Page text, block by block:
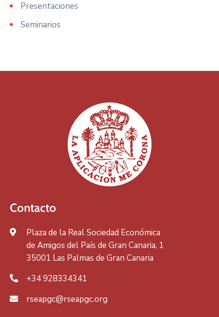
Presentaciones
Seminarios
Contacto
Plaza de la Real Sociedad Económica
de Amigos del País de Gran Canaria, 1
35001 Las Palmas de Gran Canaria
+34 928334341
rseapgc@rseapgc.org